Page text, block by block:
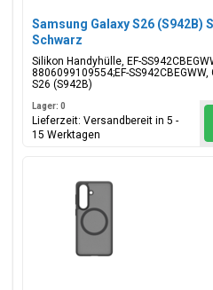
Samsung Galaxy S26 (S942B)
Schwarz
Silikon Handyhülle, EF-
8806099109554;EF-
S26 (S942B)
Lager: 0
Lieferzeit: Versandbereit in 5 -
15 Werktagen